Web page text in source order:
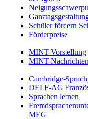
Schüler fördern
Förderpreise
MINT-Vorstellung
MINT-Nachrichten
Cambridge-
DELF-AG
Sprachen lernen
MEG